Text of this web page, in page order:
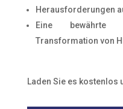
Herausforderungen
Eine bewährte
Transformation von
Laden Sie es